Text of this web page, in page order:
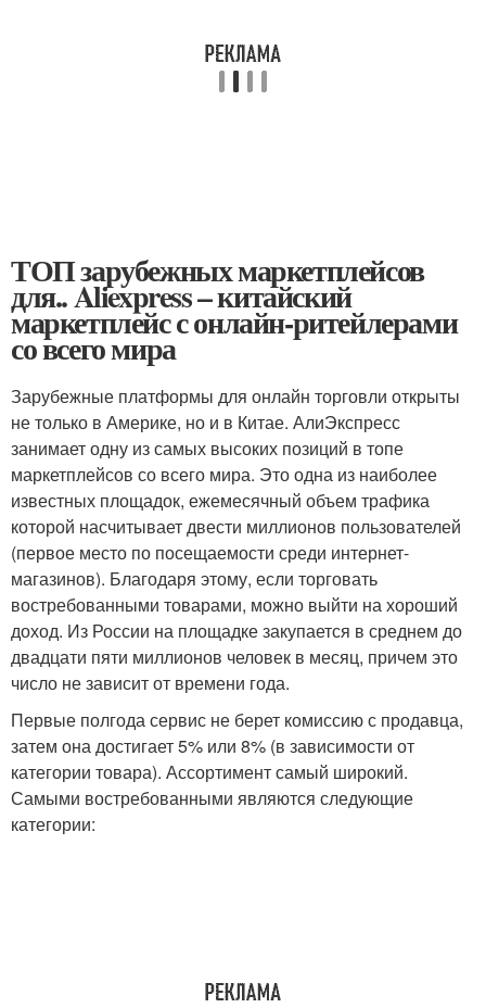
ТОП зарубежных маркетплейсов
для.. Aliexpress – китайский
маркетплейс с онлайн-ритейлерами
со всего мира
Зарубежные платформы для онлайн торговли открыты
не только в Америке, но и в Китае. АлиЭкспресс
занимает одну из самых высоких позиций в топе
маркетплейсов со всего мира. Это одна из наиболее
известных площадок, ежемесячный объем трафика
которой насчитывает двести миллионов пользователей
(первое место по посещаемости среди интернет-
магазинов). Благодаря этому, если торговать
востребованными товарами, можно выйти на хороший
доход. Из России на площадке закупается в среднем до
двадцати пяти миллионов человек в месяц, причем это
число не зависит от времени года.
Первые полгода сервис не берет комиссию с продавца,
затем она достигает 5% или 8% (в зависимости от
категории товара). Ассортимент самый широкий.
Самыми востребованными являются следующие
категории: